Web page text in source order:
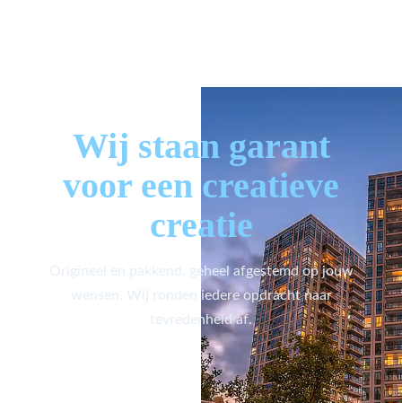
Wij staan garant
voor een creatieve
creatie
Origineel en pakkend, geheel afgestemd op jouw
wensen. Wij ronden iedere opdracht naar
tevredenheid af.